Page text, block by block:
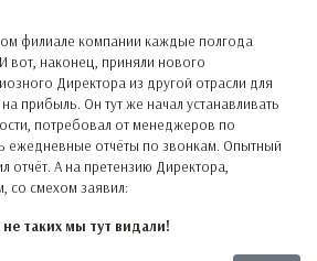
филиале компании каждые полгода
вот, наконец, приняли нового
Директора из другой отрасли для
прибыль. Он тут же начал устанавливать
потребовал от менеджеров по
ежедневные отчёты по звонкам. Опытный
отчёт. А на претензию Директора,
со смехом заявил:
таких мы тут видали!